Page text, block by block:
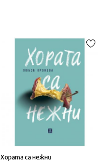
Хората са нежни